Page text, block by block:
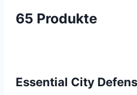
65 Produkte
Essential City